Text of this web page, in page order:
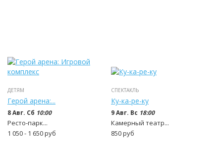
ДЕТЯМ
Герой арена:...
8 Авг. Сб 10:00
Ресто-парк...
1 050 - 1 650руб
СПЕКТАКЛЬ
Ку-ка-ре-ку
9 Авг. Вс 18:00
Камерный театр...
850руб